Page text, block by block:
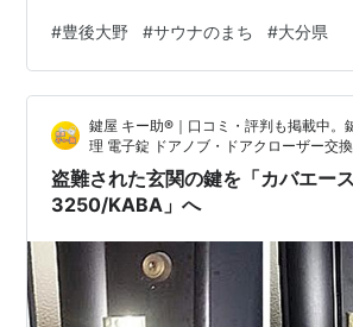
レビを見てて、面白いと思ったので、ご
だきます。（多少、記憶が曖昧なとこ
で、間違った事を言っていたらすいま
＊ 目次 ＊＊＊ ■ 温泉なし逆手に！「
転物語■ 参考までに（Shufoo!公式）■
#豊後大野 #サウナのまち #大分県
鍵屋 キー助®｜口コミ・評判も掲載中。
理 電子錠 ドアノブ・ドアクローザー交
盗難された玄関の鍵を「カバエース
3250/KABA」へ